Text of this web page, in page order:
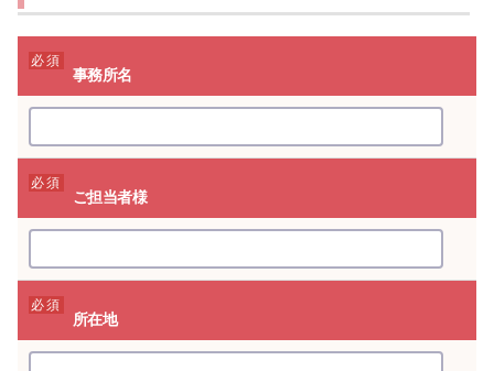
必須
事務所名
必須
ご担当者様
必須
所在地